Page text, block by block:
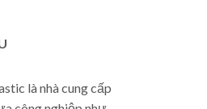
là nhà cung cấp